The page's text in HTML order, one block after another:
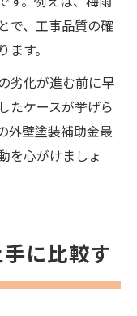
で、工事品質の確
す。
劣化が進む前に早
たケースが挙げら
外壁塗装補助金最
を心がけましょ
に比較す